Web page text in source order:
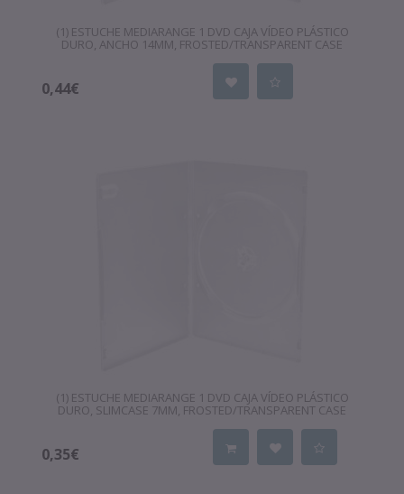
(1) ESTUCHE MEDIARANGE 1 DVD CAJA VÍDEO PLÁSTICO
DURO, ANCHO 14MM, FROSTED/TRANSPARENT CASE
0,44€
(1) ESTUCHE MEDIARANGE 1 DVD CAJA VÍDEO PLÁSTICO
DURO, SLIMCASE 7MM, FROSTED/TRANSPARENT CASE
0,35€